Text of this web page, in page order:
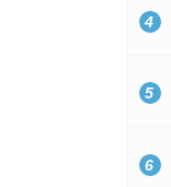
4
5
6